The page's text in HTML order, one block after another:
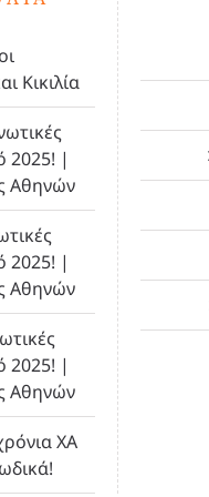
Κικιλία
2025! |
Αθηνών
2025! |
Αθηνών
2025! |
Αθηνών
ΧΑ